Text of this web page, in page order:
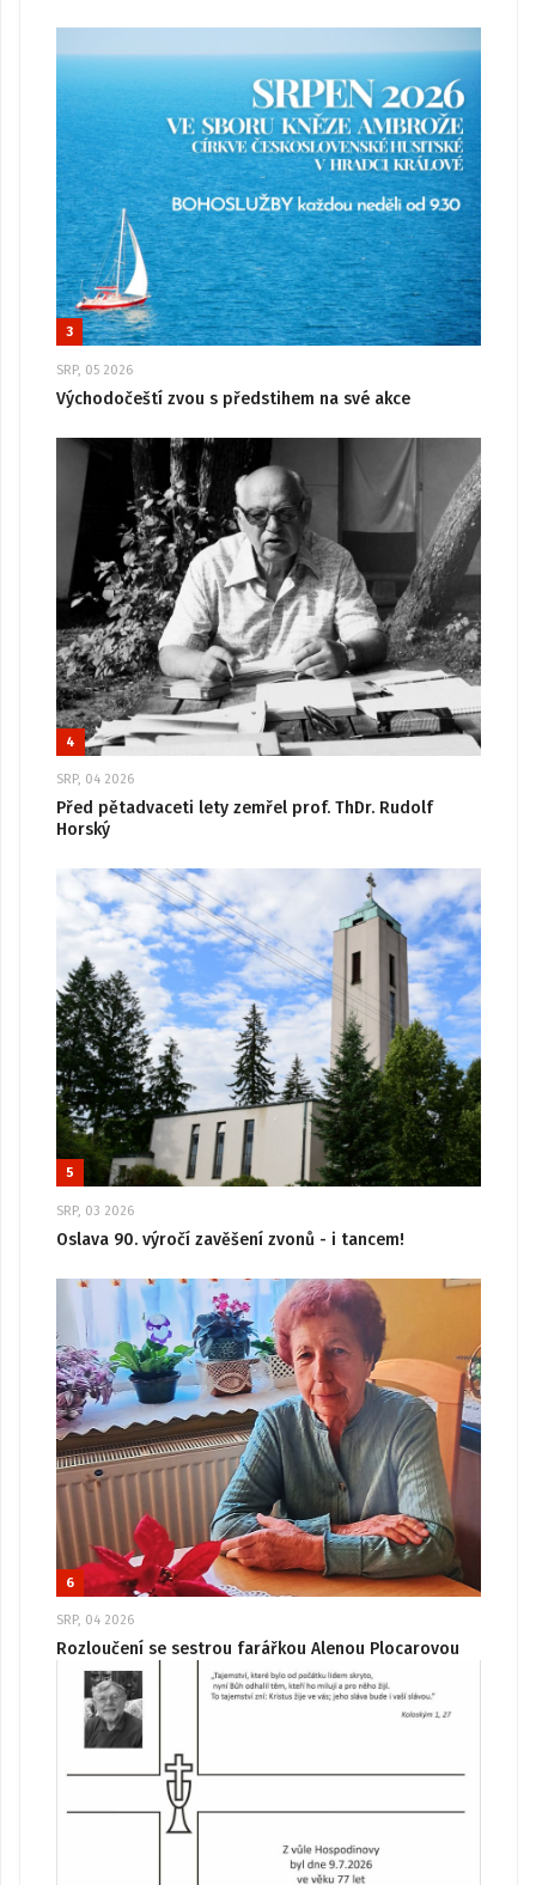
3
SRP, 05 2026
Východočeští zvou s předstihem na své akce
4
SRP, 04 2026
Před pětadvaceti lety zemřel prof. ThDr. Rudolf
Horský
5
SRP, 03 2026
Oslava 90. výročí zavěšení zvonů - i tancem!
6
SRP, 04 2026
Rozloučení se sestrou farářkou Alenou Plocarovou